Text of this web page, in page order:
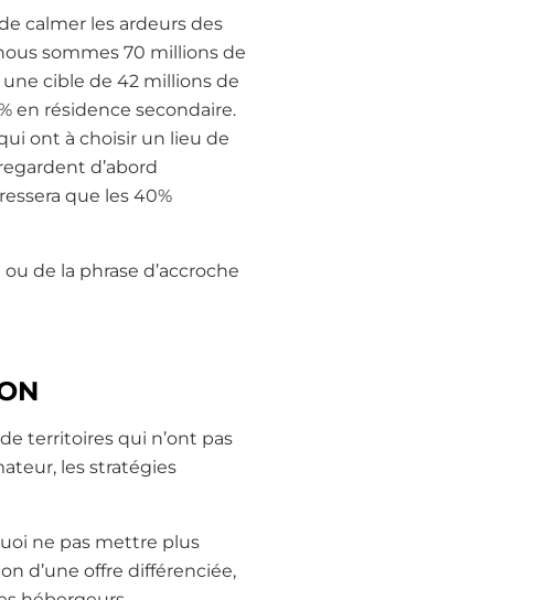
calmer les ardeurs des
sommes 70 millions de
cible de 42 millions de
en résidence secondaire.
ont à choisir un lieu de
d’abord
que les 40%
de la phrase d’accroche
territoires qui n’ont pas
les stratégies
ne pas mettre plus
d’une offre différenciée,